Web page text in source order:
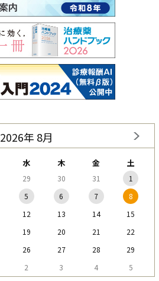
2026年 8月
水 木 金 土
29 30 31
1
5 6 7
8
12 13 14
15
19 20 21
22
26 27 28
29
2 3 4 5